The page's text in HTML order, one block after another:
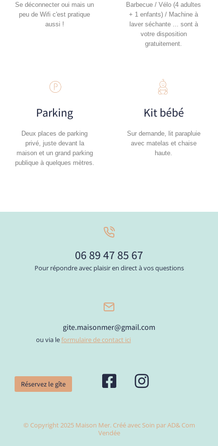
Se déconnecter oui mais un
peu de Wifi c'est pratique
aussi !
Barbecue / Vélo (4 adultes
+ 1 enfants) / Machine à
laver séchante ... sont à
votre disposition
gratuitement.
Parking
Deux places de parking
privé, juste devant la
maison et un grand parking
publique à quelques mètres.
Kit bébé
Sur demande, lit parapluie
avec matelas et chaise
haute.
06 89 47 85 67
Pour répondre avec plaisir en direct à vos questions
gite.maisonmer@gmail.com
ou via leformulaire de contact ici
Réservez le gîte
© Copyright 2025 Maison Mer. Créé avec Soin par AD& Com
Vendée